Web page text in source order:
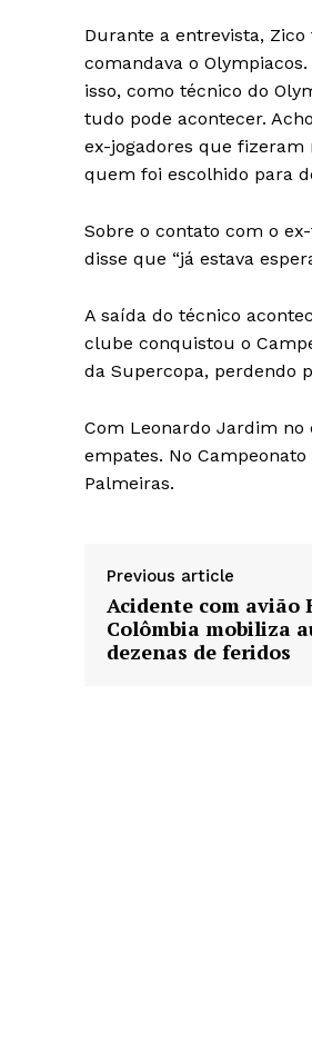
Durante a entrevista,
comandava o
isso, como técnico do
tudo pode acontecer.
ex-jogadores que
quem foi escolhido para
Sobre o contato com o
disse que “já estava
A saída do técnico
clube conquistou o
da Supercopa, perdendo
Com Leonardo Jardim no
empates. No
Palmeiras.
Previous article
Acidente com avião
Colômbia mobiliza
dezenas de feridos